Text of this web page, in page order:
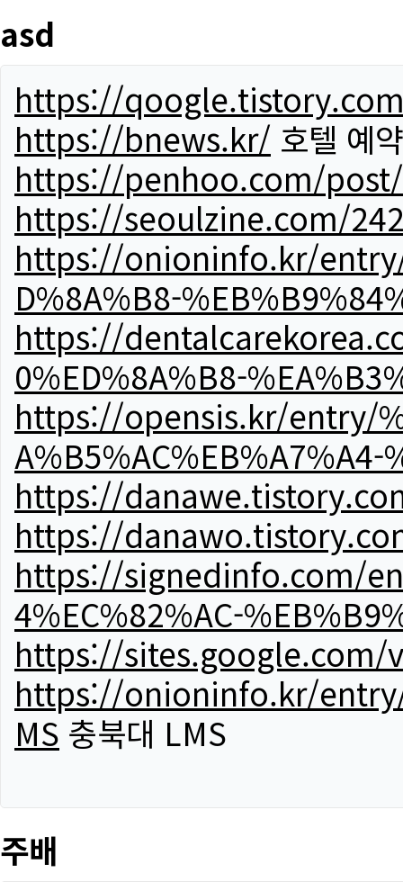
asd
https://
https://bnews.kr/ 호텔 예약
https://penhoo.com/
https://seoulzine.com/
https://onioninfo.kr/entry/
D%8A%B8-
https://
0%ED%8A%B8-
https://opensis.kr/entry/
A%B5%AC%EB%A7%A4-
https://
https://
https://signedinfo.com/
4%EC%82%AC-
https://sites.google.com/
https://onioninfo.kr/entry/
MS 충북대 LMS
주배